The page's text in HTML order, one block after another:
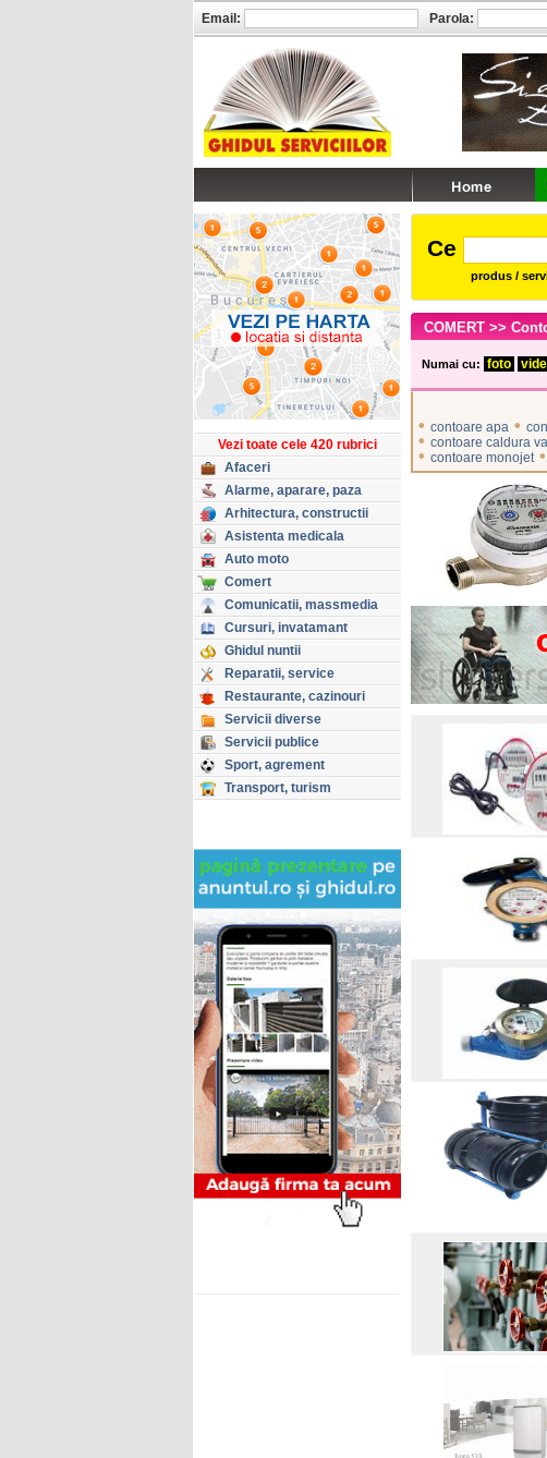
Vezi toate cele 420 rubrici
Afaceri
Alarme, aparare, paza
Arhitectura, constructii
Asistenta medicala
Auto moto
Comert
Comunicatii, massmedia
Cursuri, invatamant
Ghidul nuntii
Reparatii, service
Restaurante, cazinouri
Servicii diverse
Servicii publice
Sport, agrement
Transport, turism
Ce
produs /
COMERT >>
Numai cu: foto
• contoare apa •
• contoare caldura
• contoare monojet •
Email: Parola: